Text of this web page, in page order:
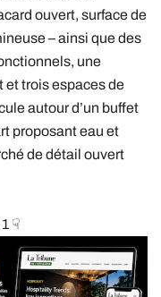
ouvert, surface de
– ainsi que des
une
et trois espaces de
autour d’un buffet
proposant eau et
de détail ouvert
☟